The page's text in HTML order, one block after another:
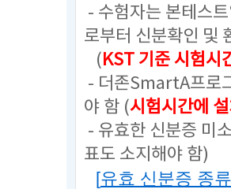
- 수험자는 본테스
로부터 신분확인 및
(KST 기준 시험시
- 더존SmartA프로
야 함 (시험시간에
- 유효한 신분증 미
표도 소지해야 함)
[유효 신분증 종